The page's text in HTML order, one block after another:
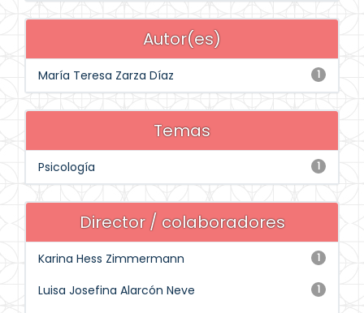
Autor(es)
1
María Teresa Zarza Díaz
Temas
1
Psicología
Director / colaboradores
1
Karina Hess Zimmermann
1
Luisa Josefina Alarcón Neve